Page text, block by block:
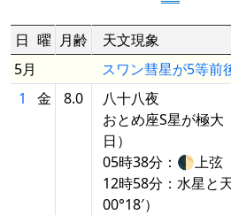
日 曜 月齢 天文現象
5月
スワン彗星が5等前
1
金 8.0
八十八夜
おとめ座S星が極
日）
05時38分：🌓上弦
12時58分：水星と
00°18′）